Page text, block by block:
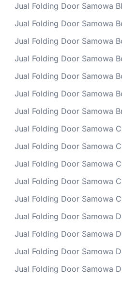
Jual Folding Door Samowa
Jual Folding Door Samowa
Jual Folding Door Samowa
Jual Folding Door Samowa
Jual Folding Door Samowa
Jual Folding Door Samowa
Jual Folding Door Samowa
Jual Folding Door Samowa
Jual Folding Door Samowa
Jual Folding Door Samowa
Jual Folding Door Samowa
Jual Folding Door Samowa
Jual Folding Door Samowa
Jual Folding Door Samowa
Jual Folding Door Samowa
Jual Folding Door Samowa